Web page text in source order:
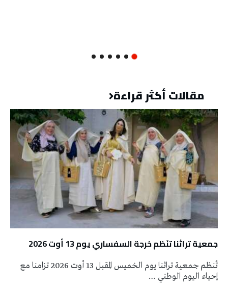
مقالات أكثر قراءة
جمعية تراثنا تنَظم خرجة السفساري يوم 13 أوت 2026
تُنظم جمعية تراثنا يوم الخميس المقبل 13 أوت 2026 تزامنا مع
إحياء اليوم الوطني …